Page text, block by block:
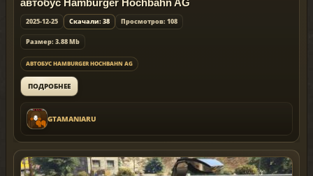
автобус Hamburger Hochbahn AG
2025-12-25 Скачали: 38 Просмотров: 108
Размер: 3.88 Mb
АВТОБУС HAMBURGER HOCHBAHN AG
ПОДРОБНЕЕ
GTAMANIARU